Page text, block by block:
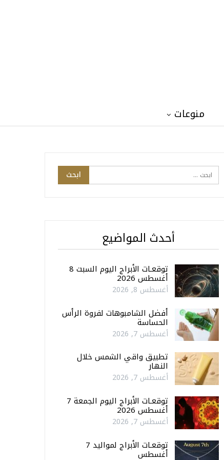
منوعات
أحدث المواضيع
توقعـات الأبراج اليوم السبت 8
أغسطس 2026
أغسطس 8, 2026
أفضل الشامبوهات لفروة الرأس
الحساسة
أغسطس 7, 2026
تطبيق واقي الشمس خلال
النهار
أغسطس 7, 2026
توقعـات الأبراج اليوم الجمعة 7
أغسطس 2026
أغسطس 7, 2026
توقعـات الأبراج لمواليد 7
أغسطس